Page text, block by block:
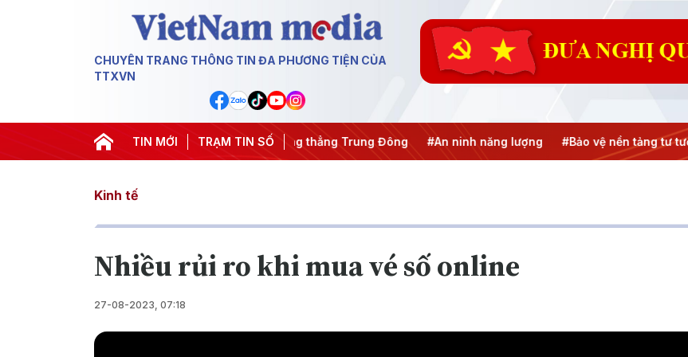
CHUYÊN TRANG THÔNG TIN ĐA PHƯƠNG TIỆN CỦA
TTXVN
TIN MỚI TRẠM TIN SỐ
#Chống khai thác IUU #Căng thẳng Trung Đông #An ninh năng lượng #Bảo vệ nền tảng tư tưởng của Đảng
Kinh tế
Nhiều rủi ro khi mua vé số online
27-08-2023, 07:18